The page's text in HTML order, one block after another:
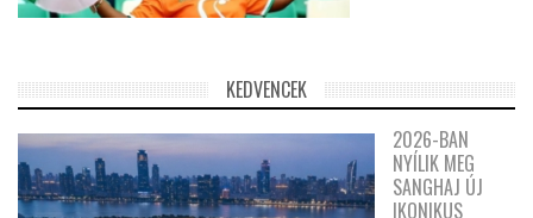
KEDVENCEK
2026-BAN
NYÍLIK MEG
SANGHAJ ÚJ
IKONIKUS